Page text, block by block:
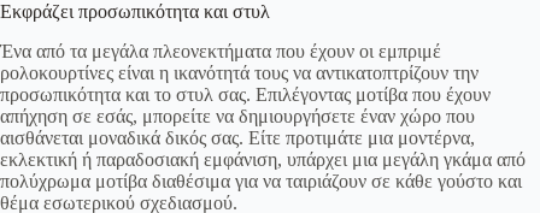
Εκφράζει προσωπικότητα και στυλ
Ένα από τα μεγάλα πλεονεκτήματα που έχουν οι εμπριμέ
ρολοκουρτίνες είναι η ικανότητά τους να αντικατοπτρίζουν την
προσωπικότητα και το στυλ σας. Επιλέγοντας μοτίβα που έχουν
απήχηση σε εσάς, μπορείτε να δημιουργήσετε έναν χώρο που
αισθάνεται μοναδικά δικός σας. Είτε προτιμάτε μια μοντέρνα,
εκλεκτική ή παραδοσιακή εμφάνιση, υπάρχει μια μεγάλη γκάμα από
πολύχρωμα μοτίβα διαθέσιμα για να ταιριάζουν σε κάθε γούστο και
θέμα εσωτερικού σχεδιασμού.